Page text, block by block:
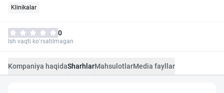
Klinikalar
0
Ish vaqti ko‘rsatilmagan
Kompaniya haqidaSharhlarMahsulotlarMedia fayllar